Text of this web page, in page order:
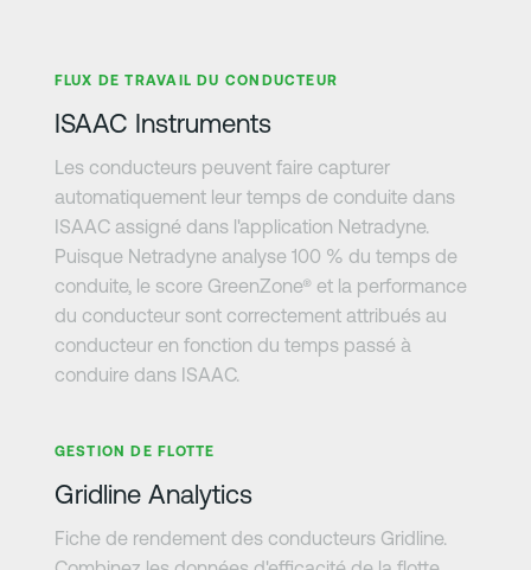
FLUX DE TRAVAIL DU CONDUCTEUR
ISAAC Instruments
Les conducteurs peuvent faire capturer
automatiquement leur temps de conduite dans
ISAAC assigné dans l'application Netradyne.
Puisque Netradyne analyse 100 % du temps de
conduite, le score GreenZone® et la performance
du conducteur sont correctement attribués au
conducteur en fonction du temps passé à
conduire dans ISAAC.
GESTION DE FLOTTE
Gridline Analytics
Fiche de rendement des conducteurs Gridline.